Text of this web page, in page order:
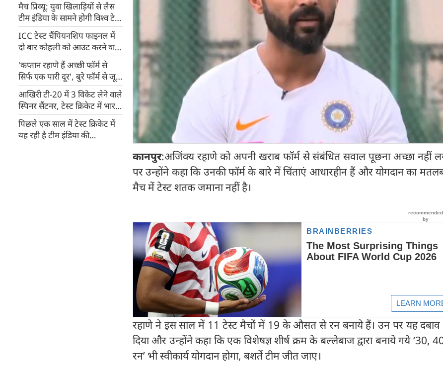
मैच प्रिव्यू: युवा खिलाड़ियों से लैस
टीम इंडिया के सामने होगी विश्व टेस्ट
चैंपियन न्यूजीलैंड
ICC टेस्ट चैंपियनशिप फाइनल में
दो बार कोहली को आउट करने वाले
इस गेंदबाज को शायद ही मिले
कानपुर टेस्ट में जगह
'कप्तान रहाणे हैं अच्छी फॉर्म से
सिर्फ एक पारी दूर', बुरे फॉर्म से जूझ
रहे पुजारा ने दिया बयान
आखिरी टी-20 में 3 विकेट लेने वाले
स्पिनर सैंटनर, टेस्ट क्रिकेट में भारत
के खिलाफ गेंदबाजी करने को हैं
बेताब
पिछले एक साल में टेस्ट क्रिकेट में
यह रही है टीम इंडिया की
कानपुर:अजिंक्य रहाणे को अपनी खराब फॉर्म से संबंधित सवाल पूछना अच्छा नहीं
पर उन्होंने कहा कि उनकी फॉर्म के बारे में चिंताएं आधारहीन हैं और योगदान का
मैच में टेस्ट शतक जमाना नहीं है।
रहाणे ने इस साल में 11 टेस्ट मैचों में 19 के औसत से रन बनाये हैं। उन पर यह दबाव
दिया और उन्होंने कहा कि एक विशेषज्ञ शीर्ष क्रम के बल्लेबाज द्वारा बनाये गये ‘30,
रन’ भी स्वीकार्य योगदान होगा, बशर्ते टीम जीत जाए।